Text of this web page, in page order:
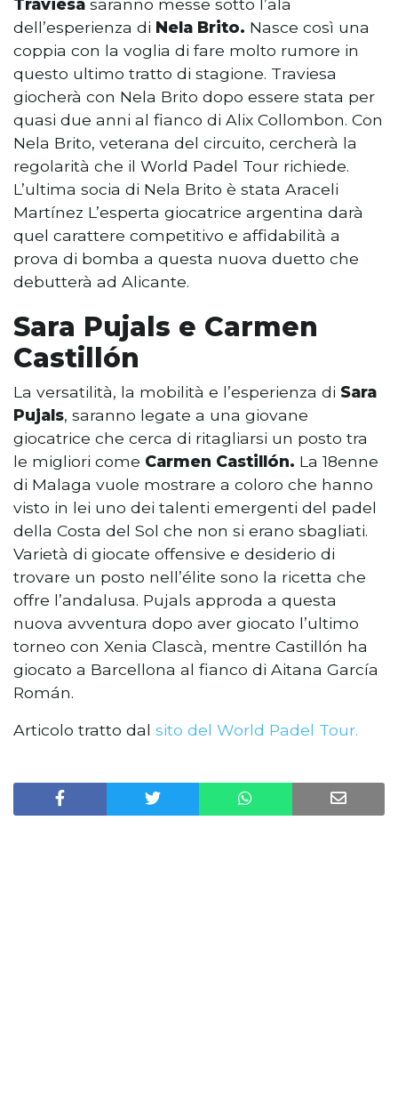
Traviesa saranno messe sotto l’ala
dell’esperienza di Nela Brito. Nasce così una
coppia con la voglia di fare molto rumore in
questo ultimo tratto di stagione. Traviesa
giocherà con Nela Brito dopo essere stata per
quasi due anni al fianco di Alix Collombon. Con
Nela Brito, veterana del circuito, cercherà la
regolarità che il World Padel Tour richiede.
L’ultima socia di Nela Brito è stata Araceli
Martínez L’esperta giocatrice argentina darà
quel carattere competitivo e affidabilità a
prova di bomba a questa nuova duetto che
debutterà ad Alicante.
Sara Pujals e Carmen
Castillón
La versatilità, la mobilità e l’esperienza di Sara
Pujals, saranno legate a una giovane
giocatrice che cerca di ritagliarsi un posto tra
le migliori come Carmen Castillón. La 18enne
di Malaga vuole mostrare a coloro che hanno
visto in lei uno dei talenti emergenti del padel
della Costa del Sol che non si erano sbagliati.
Varietà di giocate offensive e desiderio di
trovare un posto nell’élite sono la ricetta che
offre l’andalusa. Pujals approda a questa
nuova avventura dopo aver giocato l’ultimo
torneo con Xenia Clascà, mentre Castillón ha
giocato a Barcellona al fianco di Aitana García
Román.
Articolo tratto dal sito del World Padel Tour.